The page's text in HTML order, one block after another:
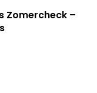
Zomercheck –